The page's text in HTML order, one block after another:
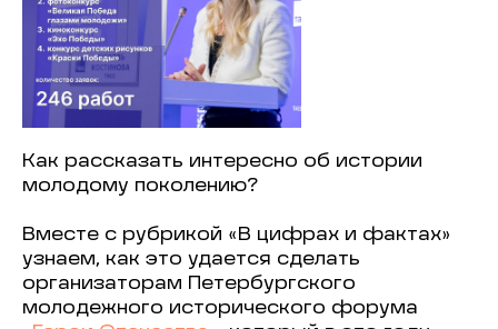
Как рассказать интересно об истории
молодому поколению?
Вместе с рубрикой «В цифрах и фактах»
узнаем, как это удается сделать
организаторам Петербургского
молодежного исторического форума